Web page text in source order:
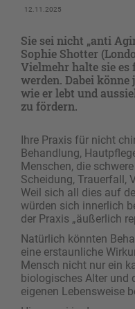
12.11.2025
Sie sei nicht „anti
Sophie Shotter
Vielmehr halte sie
werden. Dabei könne
wie er lebt und
zu fördern.
Ihre Praxis für nicht
Behandlung,
Menschen, die
Scheidung, Trauerfall,
Weil sich all dies auf
würden sich innerlich
der Praxis „äußerlich
Natürlich könnten
eine erstaunliche
Mensch nicht nur ein
biologisches Alter und
eigenen Lebensweise